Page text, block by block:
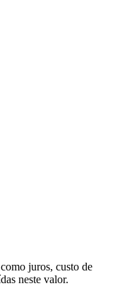
juros, custo de
neste valor.